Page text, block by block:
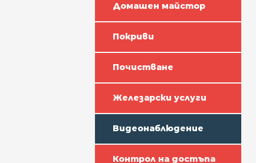
Домашен майстор
Покриви
Почистване
Железарски услуги
Видеонаблюдение
Контрол на достъпа